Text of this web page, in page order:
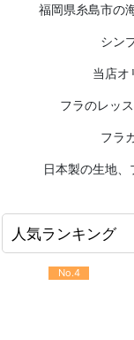
福岡県糸島市の
シン
当店オ
フラのレッ
フラ
日本製の生地
人気ランキング
No.4